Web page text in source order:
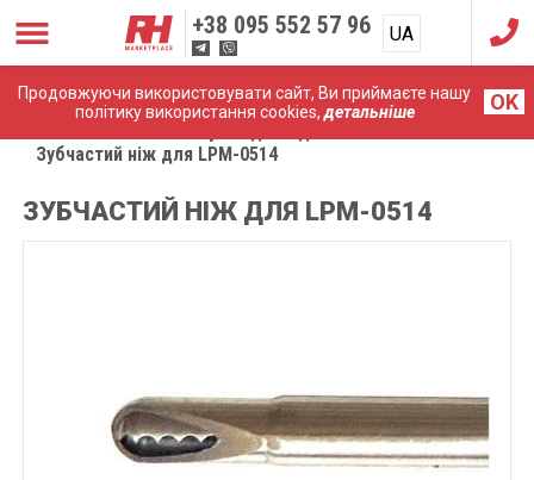
Продовжуючи використовувати сайт, Ви приймаєте нашу
політику використання cookies,детальніше OK
+38 095 552 57 96 UA
RU
Зубчастий ніж для LPM-0514
ЗУБЧАСТИЙ НІЖ ДЛЯ LPM-0514